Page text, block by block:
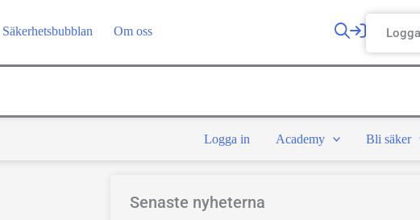
Säkerhetsbubblan Om oss
Logga in Academy Bli säker
Senaste nyheterna